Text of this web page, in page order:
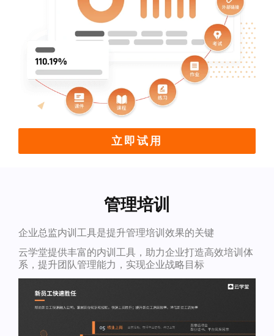
立即试用
管理培训
企业总监内训工具是提升管理培训效果的关键
云学堂提供丰富的内训工具，助力企业打造高效培训体
系，提升团队管理能力，实现企业战略目标